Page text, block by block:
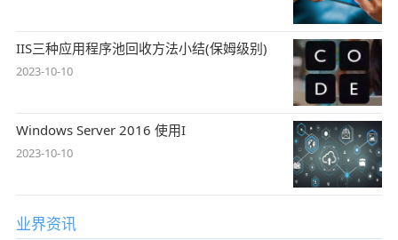
IIS三种应用程序池回收方法小结(保姆级别)
2023-10-10
Windows Server 2016 使用I
2023-10-10
业界资讯